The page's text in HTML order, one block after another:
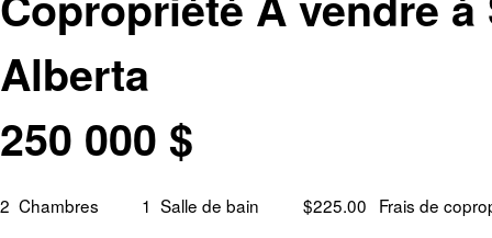
Alberta
250 000 $
2 Chambres 1 Salle de bain $225.00 Frais de